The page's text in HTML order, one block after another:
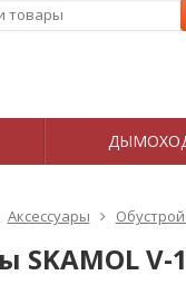
Аксессуары
SKAMOL